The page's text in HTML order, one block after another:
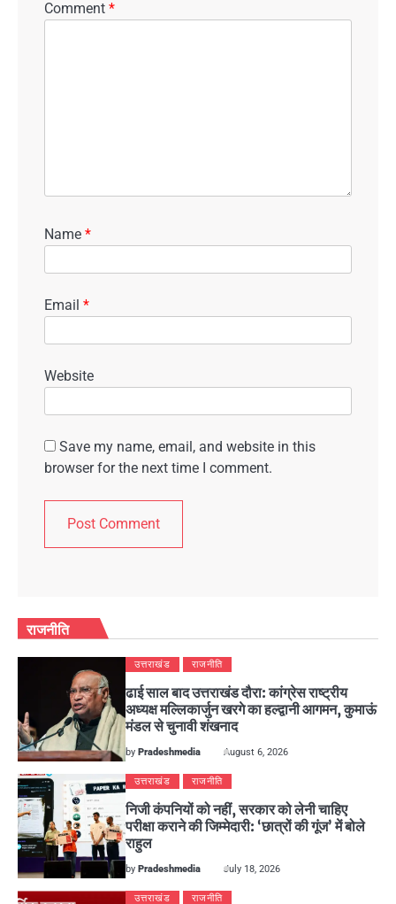
Comment *
Name *
Email *
Website
Save my name, email, and website in this
browser for the next time I comment.
राजनीति
उत्तराखंड राजनीति
ढाई साल बाद उत्तराखंड दौरा: कांग्रेस राष्ट्रीय
अध्यक्ष मल्लिकार्जुन खरगे का हल्द्वानी आगमन, कुमाऊं
मंडल से चुनावी शंखनाद
byPradeshmedia August 6, 2026
उत्तराखंड राजनीति
निजी कंपनियों को नहीं, सरकार को लेनी चाहिए
परीक्षा कराने की जिम्मेदारी: ‘छात्रों की गूंज’ में बोले
राहुल
byPradeshmedia July 18, 2026
उत्तराखंड राजनीति